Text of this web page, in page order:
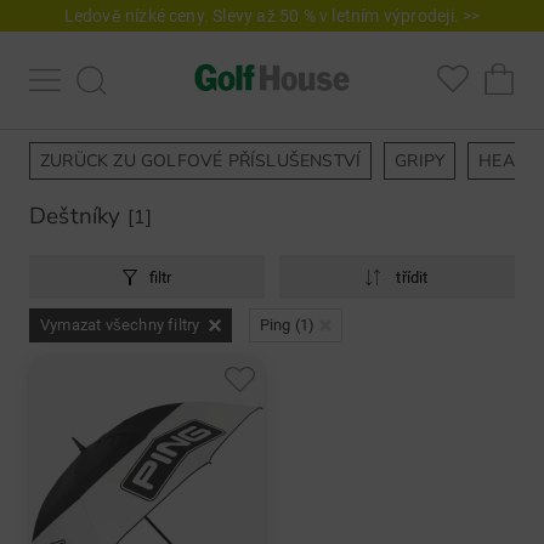
Ledově nízké ceny. Slevy až 50 % v letním výprodeji. >>
ZURÜCK ZU GOLFOVÉ PŘÍSLUŠENSTVÍ GRIPY HEAD
Deštníky [1]
filtr třídit
Vymazat všechny filtry Ping (1)